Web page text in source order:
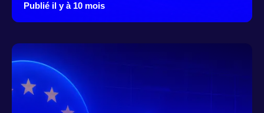
Publié il y à 10 mois